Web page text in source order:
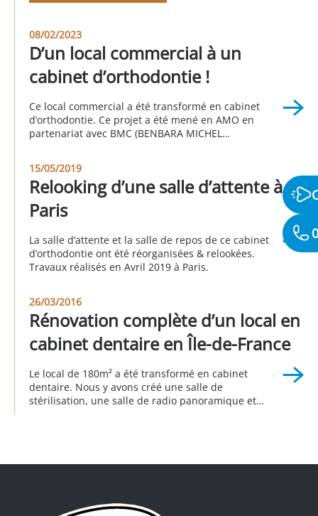
08/02/2023
D’un local commercial à un
cabinet d’orthodontie !
Ce local commercial a été transformé en cabinet
d’orthodontie. Ce projet a été mené en AMO en
partenariat avec BMC (BENBARA MICHEL
d’installer un deuxième fauteuil, autant de points
qui ont été traités dans le cadre de ce projet. A saint
Mandé au 1 […]
15/05/2019
Relooking d’une salle d’attente à
Paris
La salle d’attente et la salle de repos de ce cabinet
d’orthodontie ont été réorganisées & relookées.
Travaux réalisés en Avril 2019 à Paris.
26/03/2016
Rénovation complète d’un local en
cabinet dentaire en Île-de-France
Le local de 180m² a été transformé en cabinet
dentaire. Nous y avons créé une salle de
stérilisation, une salle de radio panoramique et